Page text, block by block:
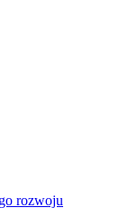
rozwoju